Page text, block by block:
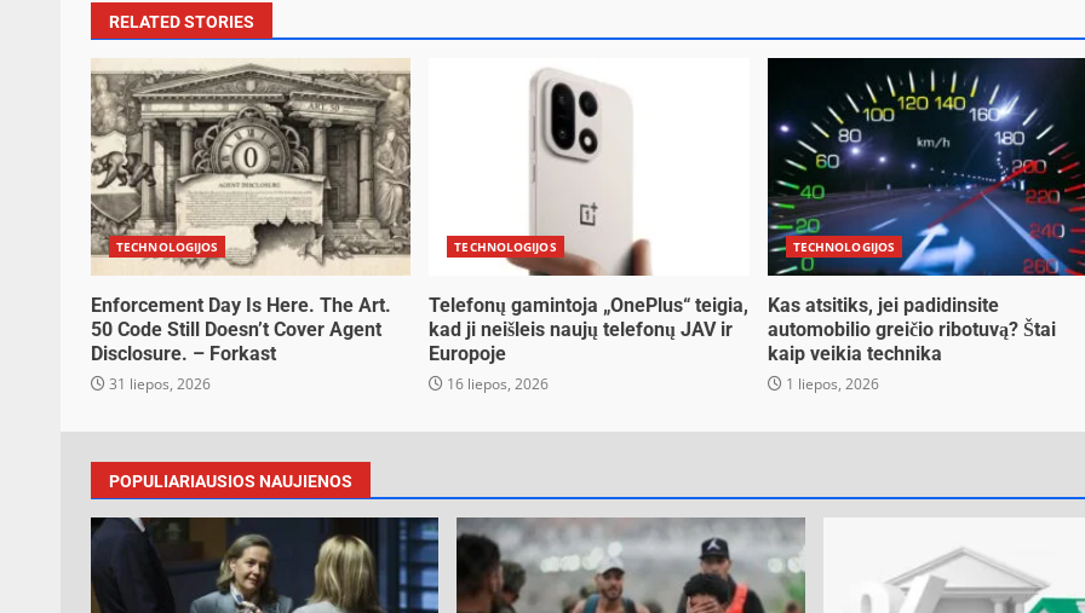
RELATED STORIES
TECHNOLOGIJOS
Enforcement Day Is Here. The Art.
50 Code Still Doesn’t Cover Agent
Disclosure. – Forkast
31 liepos, 2026
TECHNOLOGIJOS
Telefonų gamintoja „OnePlus“ teigia,
kad ji neišleis naujų telefonų JAV ir
Europoje
16 liepos, 2026
TECHNOLOGIJOS
Kas atsitiks, jei padidinsite
automobilio greičio ribotuvą? Štai
kaip veikia technika
1 liepos, 2026
POPULIARIAUSIOS NAUJIENOS